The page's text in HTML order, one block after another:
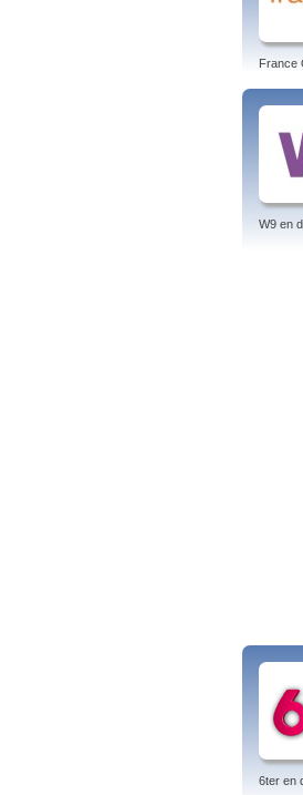
France
W9 en
6ter en